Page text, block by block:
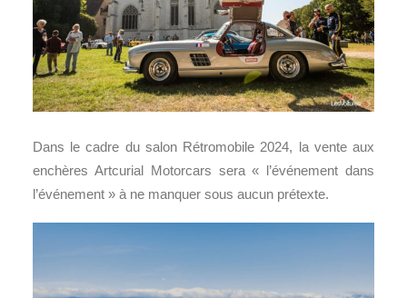
Dans le cadre du salon Rétromobile 2024, la vente aux
enchères Artcurial Motorcars sera « l’événement dans
l’événement » à ne manquer sous aucun prétexte.